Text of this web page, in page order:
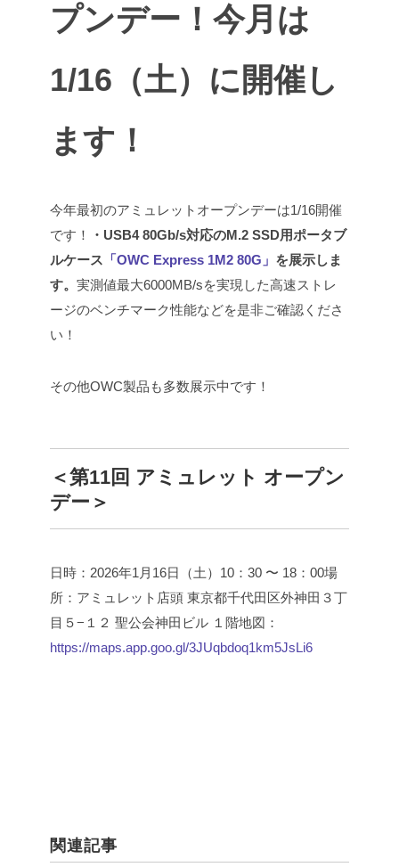
プンデー！ 今月は
1/16（土）に開催し
ます！
今年最初のアミュレットオープンデーは1/16開催
です！
・USB4 80Gb/s対応のM.2 SSD用ポータブ
ルケース 「OWC Express 1M2 80G」 を展示しま
す。 実測値最大6000MB/sを実現した高速ストレ
ージのベンチマーク性能などを是非ご確認くださ
い！
その他OWC製品も多数展示中です！
＜第11回 アミュレット オープン
デー＞
日時：2026年1月16日（土）10：30 〜 18：00場
所：アミュレット店頭 東京都千代田区外神田３丁
目５−１２ 聖公会神田ビル １階地図：
https://maps.app.goo.gl/3JUqbdoq1km5JsLi6
関連記事